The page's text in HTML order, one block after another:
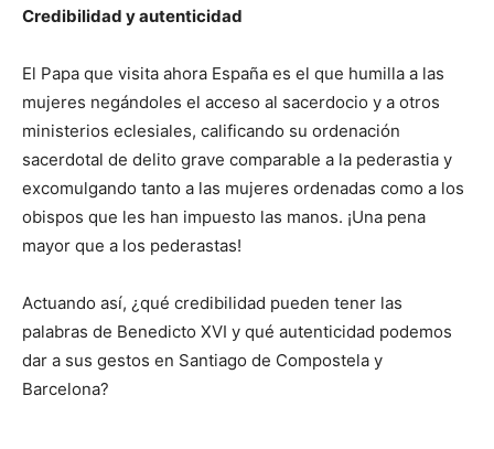
Credibilidad y autenticidad
El Papa que visita ahora España es el que humilla a las
mujeres negándoles el acceso al sacerdocio y a otros
ministerios eclesiales, calificando su ordenación
sacerdotal de delito grave comparable a la pederastia y
excomulgando tanto a las mujeres ordenadas como a los
obispos que les han impuesto las manos. ¡Una pena
mayor que a los pederastas!
Actuando así, ¿qué credibilidad pueden tener las
palabras de Benedicto XVI y qué autenticidad podemos
dar a sus gestos en Santiago de Compostela y
Barcelona?